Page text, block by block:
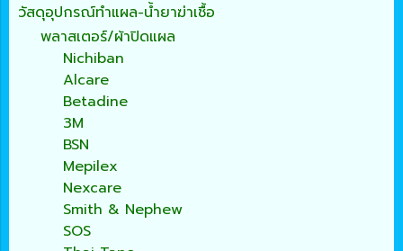
วัสดุอุปกรณ์ทำแผล-น้ำยาฆ่าเชื้อ
พลาสเตอร์/ผ้าปิดแผล
Nichiban
Alcare
Betadine
3M
BSN
Mepilex
Nexcare
Smith & Nephew
SOS